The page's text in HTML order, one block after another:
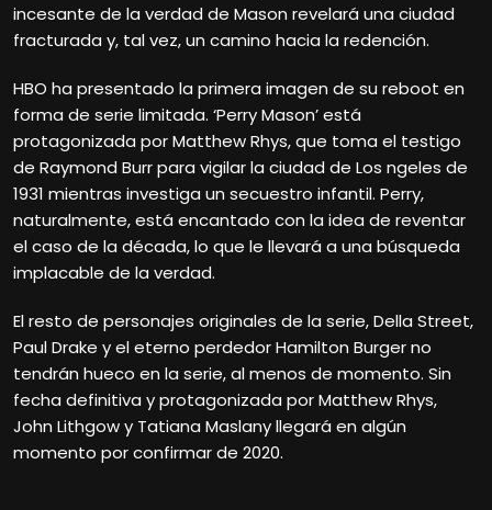
incesante de la verdad de Mason revelará una ciudad
fracturada y, tal vez, un camino hacia la redención.
HBO ha presentado la primera imagen de su reboot en
forma de serie limitada. ‘Perry Mason’ está
protagonizada por Matthew Rhys, que toma el testigo
de Raymond Burr para vigilar la ciudad de Los ngeles de
1931 mientras investiga un secuestro infantil. Perry,
naturalmente, está encantado con la idea de reventar
el caso de la década, lo que le llevará a una búsqueda
implacable de la verdad.
El resto de personajes originales de la serie, Della Street,
Paul Drake y el eterno perdedor Hamilton Burger no
tendrán hueco en la serie, al menos de momento. Sin
fecha definitiva y protagonizada por Matthew Rhys,
John Lithgow y Tatiana Maslany llegará en algún
momento por confirmar de 2020.